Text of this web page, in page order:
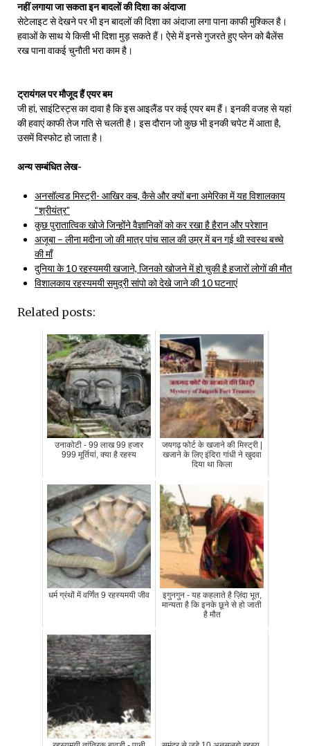
नहीं लगाया जा सकता इन बादलों की दिशा का अंदाजा
सेटेलाइट से देखने पर भी इन बादलों की दिशा का अंदाजा लगा पाना काफी मुश्किल है।
हवाओं के साथ ये किसी भी दिशा मुड़ सकते हैं। ऐसे में इनसे गुजरते हुए प्लेन को बैलेंस
रख पाना वाकई चुनौती भरा काम है।
ट्रायंगल पर मौजूद हैं एयर बम
जी हां, साइंटिस्ट्स का दावा है कि इस आइलैंड पर कई एयर बम हैं। इनकी वजह से यहां
की हवाएं काफी तेज गति से चलती है। इस दौरान जो कुछ भी इनकी चपेट में आता है,
उसमें विस्फोट हो जाता है।
अन्य सम्बंधित लेख-
अनसॉल्वड मिस्ट्री- आखिर कब, कैसे और क्यों बना अमेरिका में यह विशालकाय
“श्रीयंत्र”
कुछ पुरातात्विक खोजे जिन्होंने वैज्ञानिकों को कर रखा है हैरान और परेशान
अजूबा – लीना मदीना जो की मात्र पांच साल की उम्र में बन गई थी स्वस्थ बच्चे
की माँ
दुनिया के 10 रहस्यमयी खजाने, जिनको खोजने में हो चुकी है हजारों लोगों की मौत
विशालकाय रहस्यमयी समुद्री सांपो को देखे जाने की 10 घटनाएं
Related posts:
उनाकोटी - 99 लाख 99 हजार
999 मूर्तियां, क्या है रहस्य
जयगढ़ फोर्ट के खजाने की मिस्ट्री |
खजाने के लिए इंदिरा गांधी ने खुदवा
दिया था किला
धर्म ग्रंथों में वर्णिंत 9 रहस्यमयी जीव
इगुनगुन - यह कहलाते है ज़िंदा भूत,
मान्यता है कि इनके छूने से हो जाती
है मौत